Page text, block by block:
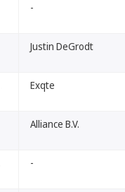
-
Justin DeGrodt
Exqte
Alliance B.V.
-